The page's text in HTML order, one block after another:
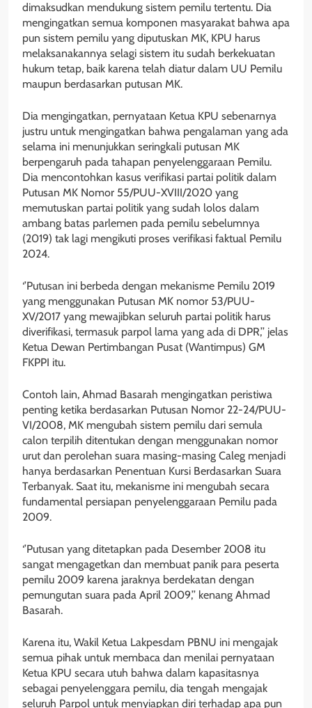
dimaksudkan mendukung sistem pemilu tertentu. Dia
mengingatkan semua komponen masyarakat bahwa apa
pun sistem pemilu yang diputuskan MK, KPU harus
melaksanakannya selagi sistem itu sudah berkekuatan
hukum tetap, baik karena telah diatur dalam UU Pemilu
maupun berdasarkan putusan MK.
Dia mengingatkan, pernyataan Ketua KPU sebenarnya
justru untuk mengingatkan bahwa pengalaman yang ada
selama ini menunjukkan seringkali putusan MK
berpengaruh pada tahapan penyelenggaraan Pemilu.
Dia mencontohkan kasus verifikasi partai politik dalam
Putusan MK Nomor 55/PUU-XVIII/2020 yang
memutuskan partai politik yang sudah lolos dalam
ambang batas parlemen pada pemilu sebelumnya
(2019) tak lagi mengikuti proses verifikasi faktual Pemilu
2024.
‘’Putusan ini berbeda dengan mekanisme Pemilu 2019
yang menggunakan Putusan MK nomor 53/PUU-
XV/2017 yang mewajibkan seluruh partai politik harus
diverifikasi, termasuk parpol lama yang ada di DPR,’’ jelas
Ketua Dewan Pertimbangan Pusat (Wantimpus) GM
FKPPI itu.
Contoh lain, Ahmad Basarah mengingatkan peristiwa
penting ketika berdasarkan Putusan Nomor 22-24/PUU-
VI/2008, MK mengubah sistem pemilu dari semula
calon terpilih ditentukan dengan menggunakan nomor
urut dan perolehan suara masing-masing Caleg menjadi
hanya berdasarkan Penentuan Kursi Berdasarkan Suara
Terbanyak. Saat itu, mekanisme ini mengubah secara
fundamental persiapan penyelenggaraan Pemilu pada
2009.
‘’Putusan yang ditetapkan pada Desember 2008 itu
sangat mengagetkan dan membuat panik para peserta
pemilu 2009 karena jaraknya berdekatan dengan
pemungutan suara pada April 2009,’’ kenang Ahmad
Basarah.
Karena itu, Wakil Ketua Lakpesdam PBNU ini mengajak
semua pihak untuk membaca dan menilai pernyataan
Ketua KPU secara utuh bahwa dalam kapasitasnya
sebagai penyelenggara pemilu, dia tengah mengajak
seluruh Parpol untuk menyiapkan diri terhadap apa pun